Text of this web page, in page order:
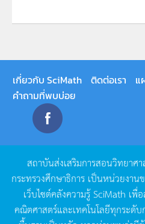
เกี่ยวกับ SciMath ติดต่อเรา
แ
คำถามที่พบบ่อย
สถาบันส่งเสริมการสอนวิทยาศ
กระทรวงศึกษาธิการ เป็นหน่วยงาน
เว็บไซต์คลังความรู้SciMath เพื่
คณิตศาสตร์และเทคโนโลยีทุกระดับ